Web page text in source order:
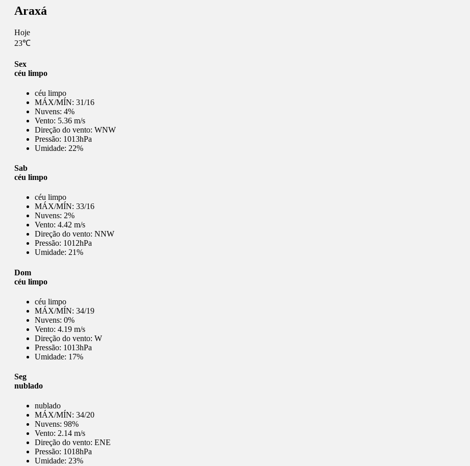
Araxá
Hoje
23℃
Sex
céu limpo
céu limpo
MÁX/MÍN: 31/16
Nuvens: 4%
Vento: 5.36 m/s
Direção do vento: WNW
Pressão: 1013hPa
Umidade: 22%
Sab
céu limpo
céu limpo
MÁX/MÍN: 33/16
Nuvens: 2%
Vento: 4.42 m/s
Direção do vento: NNW
Pressão: 1012hPa
Umidade: 21%
Dom
céu limpo
céu limpo
MÁX/MÍN: 34/19
Nuvens: 0%
Vento: 4.19 m/s
Direção do vento: W
Pressão: 1013hPa
Umidade: 17%
Seg
nublado
nublado
MÁX/MÍN: 34/20
Nuvens: 98%
Vento: 2.14 m/s
Direção do vento: ENE
Pressão: 1018hPa
Umidade: 23%